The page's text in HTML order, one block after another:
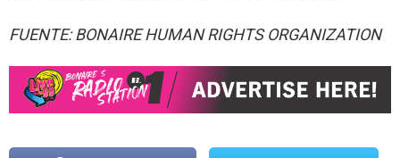
FUENTE: BONAIRE HUMAN RIGHTS ORGANIZATION